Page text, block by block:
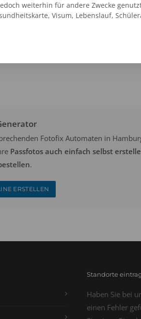
Fotofix Automaten in
Passfotos auch einfach selbst
.
ERSTELLEN
Standorte
Haben Sie bei
einen Fehler
weiterhin für andere Zwecke
Visum, Lebenslauf,